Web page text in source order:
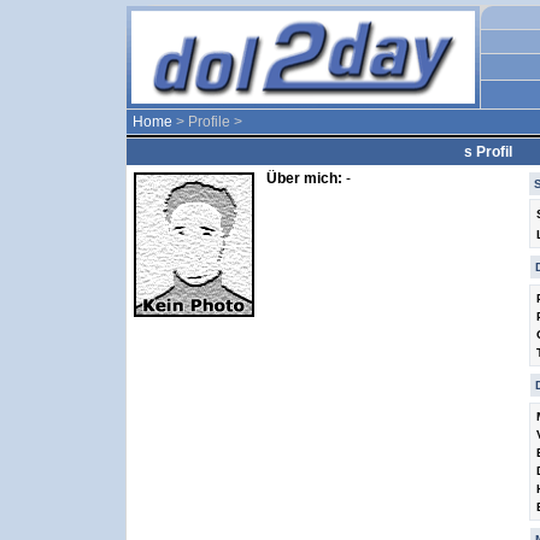
Home > Profile >
s Profil
Über mich: -